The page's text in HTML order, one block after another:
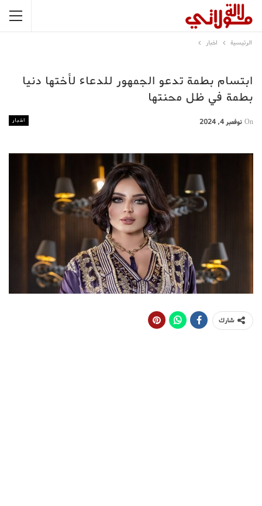
الرئيسية اخبار
ابتسام بطمة تدعو الجمهور للدعاء لأختها دنيا
بطمة في ظل محنتها
اخبار On نوفمبر 4, 2024
شارك